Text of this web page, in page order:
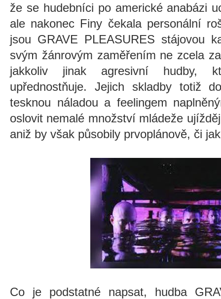
že se hudebníci po americké anabázi
ale nakonec Finy čekala personální
jsou GRAVE PLEASURES stájovou
svým žánrovým zaměřením ne zcela
jakkoliv jinak agresivní hudby,
upřednostňuje. Jejich skladby totiž
tesknou náladou a feelingem
oslovit nemalé množství mládeže
aniž by však působily prvoplánově, či
Co je podstatné napsat, hudba